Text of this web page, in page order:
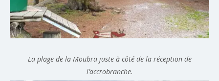
La plage de la Moubra juste à côté de la réception de
l’accrobranche.